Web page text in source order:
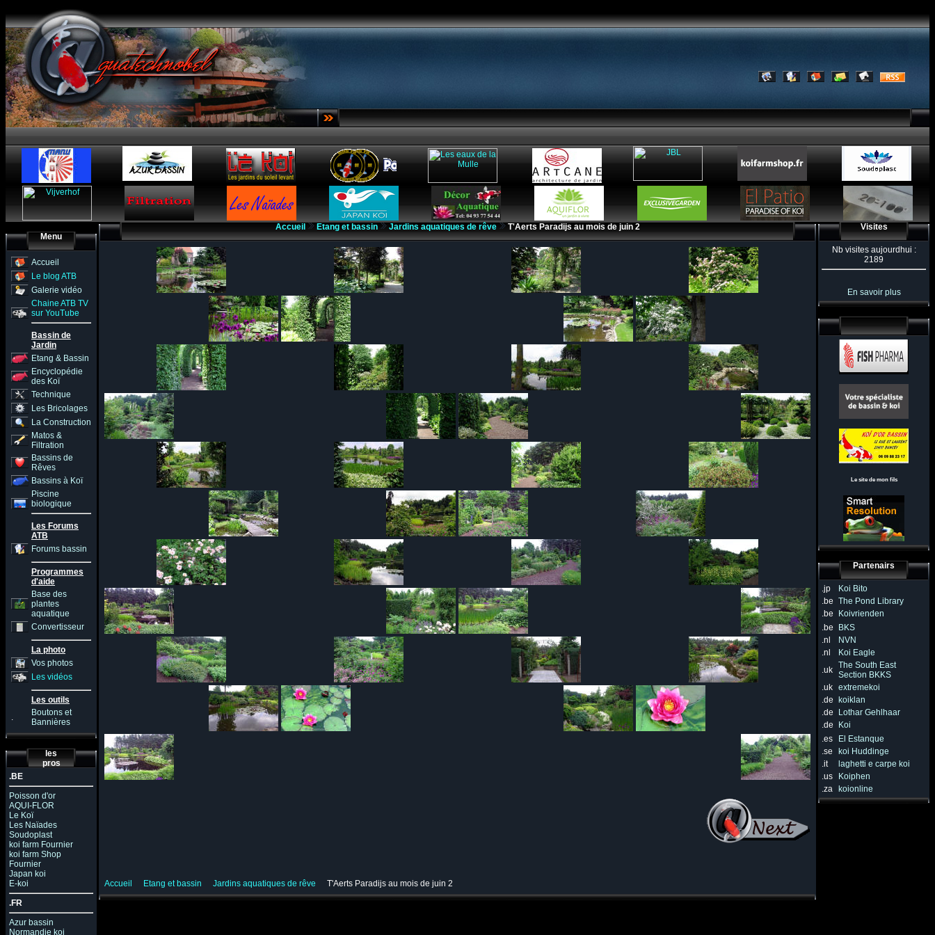
Menu
Accueil
Le blog ATB
Galerie vidéo
Chaine ATB TV
sur YouTube
Bassin de
Jardin
Etang & Bassin
Encyclopédie
des Koï
Technique
Les Bricolages
La Construction
Matos &
Filtration
Bassins de
Rêves
Bassins à Koï
Piscine
biologique
Les Forums
ATB
Forums bassin
Programmes
d'aide
Base des
plantes
aquatique
Convertisseur
La photo
Vos photos
Les vidéos
Les outils
.
Boutons et
Bannières
les
pros
.BE
Poisson d'or
AQUI-FLOR
Le Koï
Les Naïades
Soudoplast
koi farm Fournier
koi farm Shop
Fournier
Japan koi
E-koi
.FR
Azur bassin
Normandie koi
Accueil Etang et bassin Jardins aquatiques de rêve T'Aerts Paradijs au mois de juin 2
Accueil Etang et bassin Jardins aquatiques de rêve T'Aerts Paradijs au mois de juin 2
Visites
Nb visites aujourdhui :
2189
En savoir plus
Le site de mon fils
Partenairs
.jp
Koi Bito
.be The Pond Library
.be
Koivrienden
.be
BKS
.nl
NVN
.nl
Koi Eagle
.uk The South East
Section BKKS
.uk extremekoi
.de
koiklan
.de
Lothar Gehlhaar
.de
Koi
.es
El Estanque
.se
koi Huddinge
.it
laghetti e carpe koi
.us
Koiphen
.za
koionline